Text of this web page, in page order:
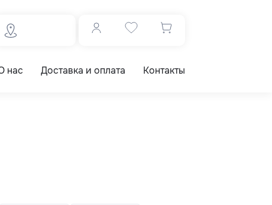
нас Доставка и оплата Контакты